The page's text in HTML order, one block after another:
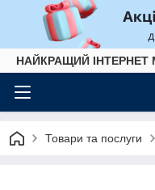
НАЙКРАЩИЙ ІНТЕРНЕТ
Товари та послуги